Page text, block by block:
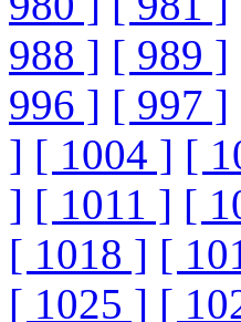
988 ] [ 989 ]
996 ] [ 997 ]
] [ 1004 ] [
] [ 1011 ] [
[ 1018 ] [
[ 1025 ] [